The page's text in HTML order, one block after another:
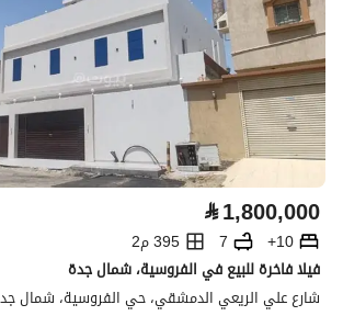
⃁1,800,000
10+
7
395 م2
فيلا فاخرة للبيع في الفروسية، شمال جدة
شارع علي الريعي الدمشقي، حي الفروسية، شمال